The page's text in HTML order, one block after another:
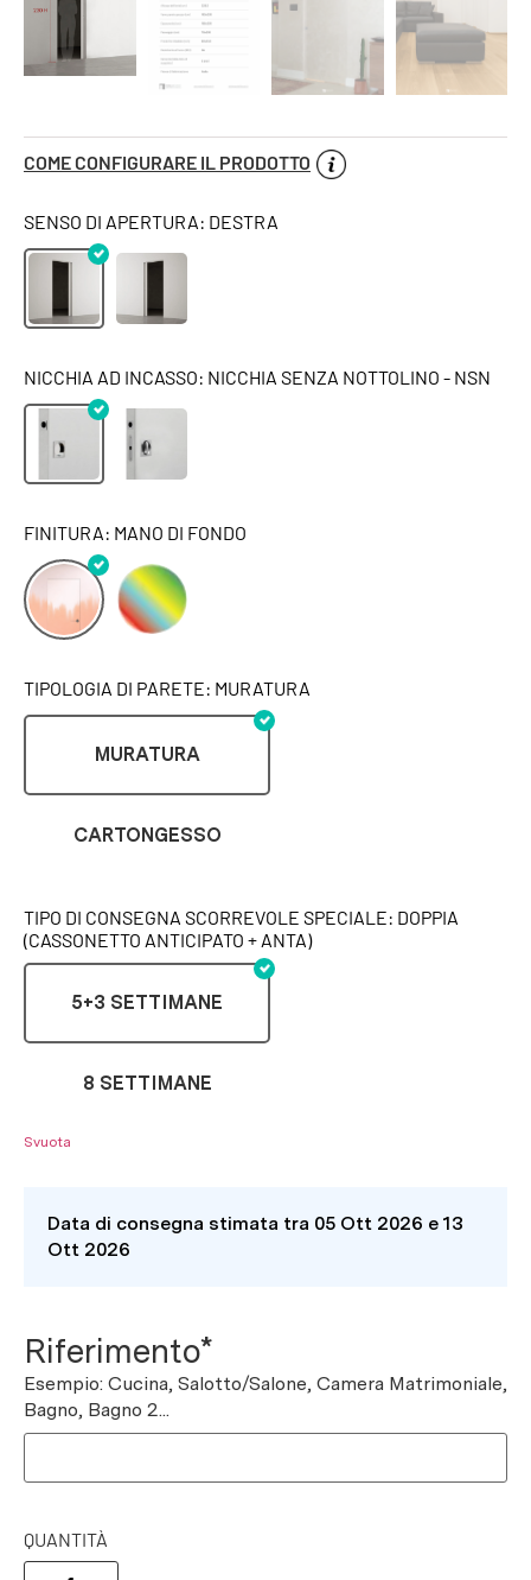
COME CONFIGURARE IL PRODOTTO
SENSO DI APERTURA: DESTRA
NICCHIA AD INCASSO: NICCHIA SENZA NOTTOLINO - NSN
FINITURA: MANO DI FONDO
TIPOLOGIA DI PARETE: MURATURA
MURATURA
CARTONGESSO
TIPO DI CONSEGNA SCORREVOLE SPECIALE: DOPPIA
(CASSONETTO ANTICIPATO + ANTA)
5+3 SETTIMANE
8 SETTIMANE
Svuota
Data di consegna stimata tra 05 Ott 2026 e 13
Ott 2026
Riferimento*
Esempio: Cucina, Salotto/Salone, Camera Matrimoniale,
Bagno, Bagno 2...
QUANTITÀ